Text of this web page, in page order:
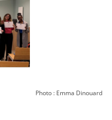
Photo : Emma Dinouard